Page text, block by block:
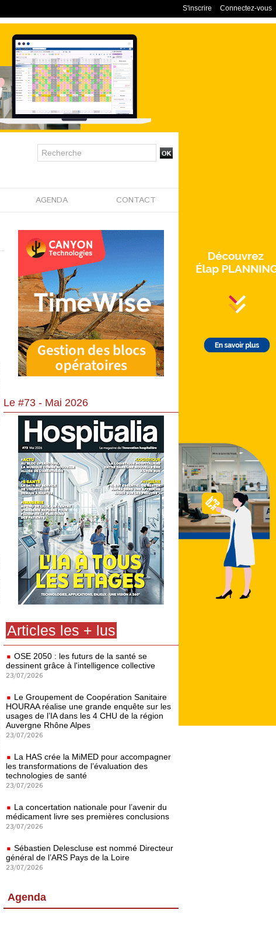
Connectez-vous
S'inscrire
AGENDA CONTACT
Le #73 - Mai 2026
Articles les + lus
OSE 2050 : les futurs de la santé se
dessinent grâce à l'intelligence collective
23/07/2026
Le Groupement de Coopération Sanitaire
HOURAA réalise une grande enquête sur les
usages de l’IA dans les 4 CHU de la région
Auvergne Rhône Alpes
23/07/2026
La HAS crée la MiMED pour accompagner
les transformations de l’évaluation des
technologies de santé
23/07/2026
La concertation nationale pour l’avenir du
médicament livre ses premières conclusions
23/07/2026
Sébastien Delescluse est nommé Directeur
général de l’ARS Pays de la Loire
23/07/2026
Agenda